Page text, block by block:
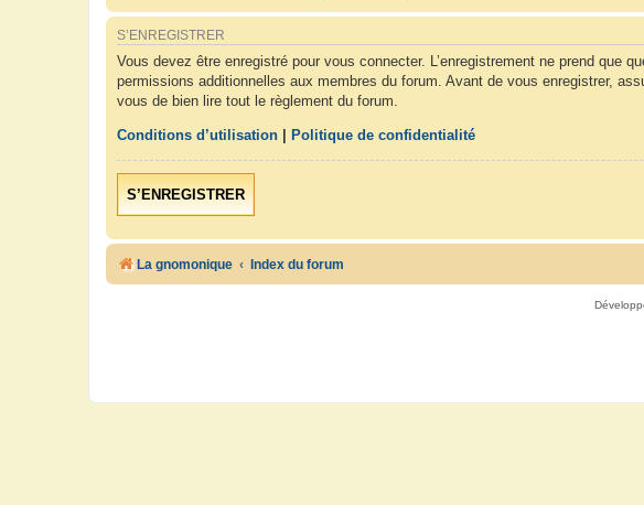
S’ENREGISTRER
Vous devez être enregistré pour vous connecter. L’enregistrement ne prend que
permissions additionnelles aux membres du forum. Avant de vous enregistrer,
vous de bien lire tout le règlement du forum.
Conditions d’utilisation Politique de confidentialité
S’ENREGISTRER
La gnomonique Index du forum